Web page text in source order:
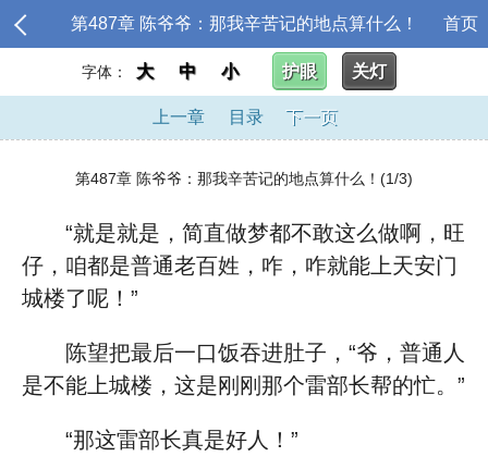
第487章 陈爷爷：那我辛苦记的地点算什么！ 首页
字体： 大 中 小 护眼 关灯
上一章 目录 下一页
第487章 陈爷爷：那我辛苦记的地点算什么！(1/3)
“就是就是，简直做梦都不敢这么做啊，旺
仔，咱都是普通老百姓，咋，咋就能上天安门
城楼了呢！”
陈望把最后一口饭吞进肚子，“爷，普通人
是不能上城楼，这是刚刚那个雷部长帮的忙。”
“那这雷部长真是好人！”